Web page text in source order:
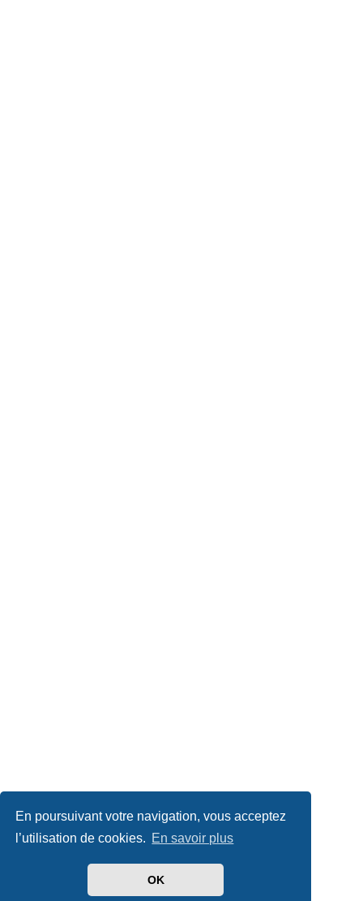
En poursuivant votre navigation, vous acceptez
l’utilisation de cookies. En savoir plus
OK